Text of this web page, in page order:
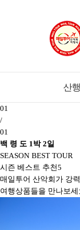
산행
01
/
01
백 령 도 1박 2일
SEASON BEST TOUR
시즌 베스트 추천5
매일투어 산악회가 강
여행상품들을 만나보세